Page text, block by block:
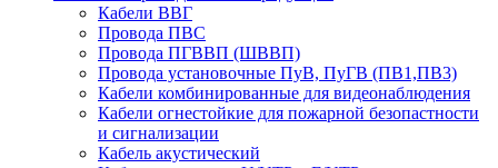
Кабели ВВГ
Провода ПВС
Провода ПГВВП (ШВВП)
Провода установочные ПуВ, ПуГВ (ПВ1,ПВ3)
Кабели комбинированные для видеонаблюдения
Кабели огнестойкие для пожарной безопастности
и сигнализации
Кабель акустический